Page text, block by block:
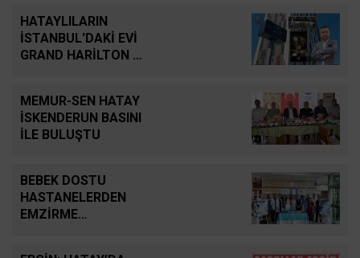
HATAYLILARIN
İSTANBUL'DAKİ EVİ
GRAND HARİLTON 2
MEMUR-SEN HATAY
İSKENDERUN BASINI
İLE BULUŞTU
BEBEK DOSTU
HASTANELERDEN
EMZİRME